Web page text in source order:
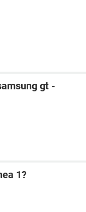
gt -
1?